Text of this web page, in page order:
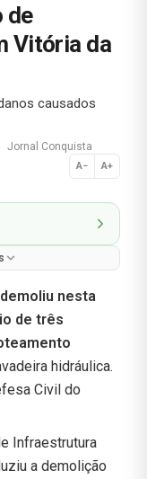
de
Vitória da
causados
Jornal Conquista
A− A+
Normal
demoliu nesta
de três
hidráulica.
Civil do
Infraestrutura
a demolição